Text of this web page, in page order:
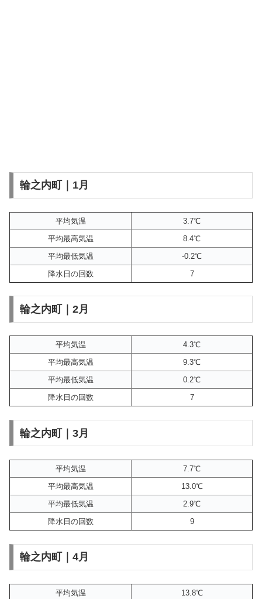
輪之内町｜1月
平均気温
3.7℃
平均最高気温
8.4℃
平均最低気温
-0.2℃
降水日の回数
7
輪之内町｜2月
平均気温
4.3℃
平均最高気温
9.3℃
平均最低気温
0.2℃
降水日の回数
7
輪之内町｜3月
平均気温
7.7℃
平均最高気温
13.0℃
平均最低気温
2.9℃
降水日の回数
9
輪之内町｜4月
平均気温 13.8℃